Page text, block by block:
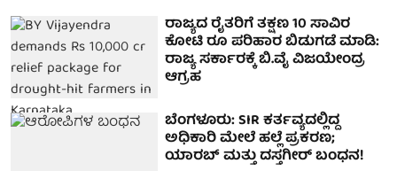
ರಾಜ್ಯದ ರೈತರಿಗೆ ತಕ್ಷಣ 10 ಸಾವಿರ
ಕೋಟಿ ರೂ ಪರಿಹಾರ ಬಿಡುಗಡೆ ಮಾಡಿ:
ರಾಜ್ಯ ಸರ್ಕಾರಕ್ಕೆ ಬಿ.ವೈ ವಿಜಯೇಂದ್ರ
ಆಗ್ರಹ
ಬೆಂಗಳೂರು: SIR ಕರ್ತವ್ಯದಲ್ಲಿದ್ದ
ಅಧಿಕಾರಿ ಮೇಲೆ ಹಲ್ಲೆ ಪ್ರಕರಣ;
ಯಾರಬ್ ಮತ್ತು ದಸ್ತಗೀರ್ ಬಂಧನ!